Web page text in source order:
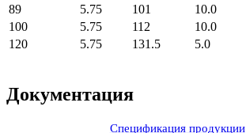
89
5.75 101 10.0
100
5.75 112 10.0
120
5.75 131.5 5.0
Документация
Спецификация продукции